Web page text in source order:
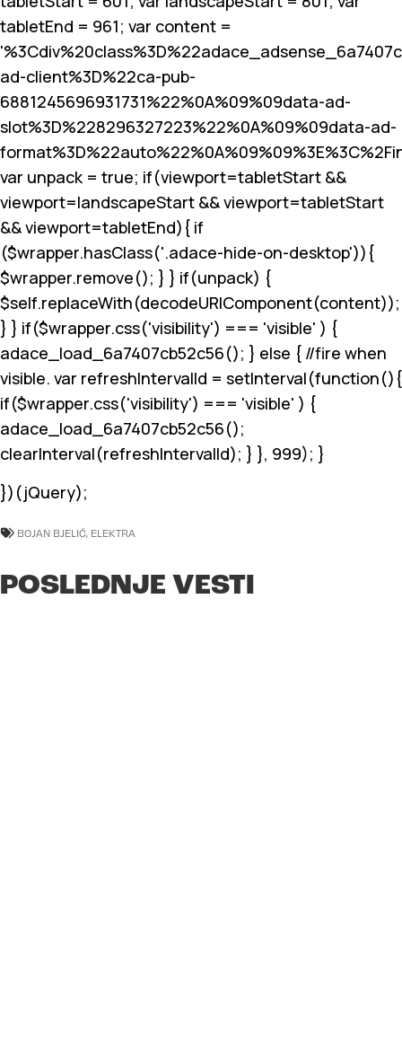
tabletEnd = 961; var content =
ad-client%3D%22ca-pub-
6881245696931731%22%0A%09%09data-ad-
slot%3D%228296327223%22%0A%09%09data-ad-
var unpack = true; if(viewport=tabletStart &&
viewport=landscapeStart && viewport=tabletStart
&& viewport=tabletEnd){ if
($wrapper.hasClass('.adace-hide-on-desktop')){
$wrapper.remove(); } } if(unpack) {
$self.replaceWith(decodeURIComponent(content));
} } if($wrapper.css('visibility') === 'visible' ) {
adace_load_6a7407cb52c56(); } else { //fire when
visible. var refreshIntervalId = setInterval(function(){
if($wrapper.css('visibility') === 'visible' ) {
adace_load_6a7407cb52c56();
clearInterval(refreshIntervalId); } }, 999); }
})(jQuery);
BOJAN BJELIĆ, ELEKTRA
POSLEDNJE VESTI